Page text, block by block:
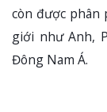
còn được phân
giới như Anh,
Đông Nam Á.